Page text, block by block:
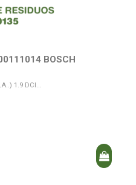
BOSCH
1.9 DCI...